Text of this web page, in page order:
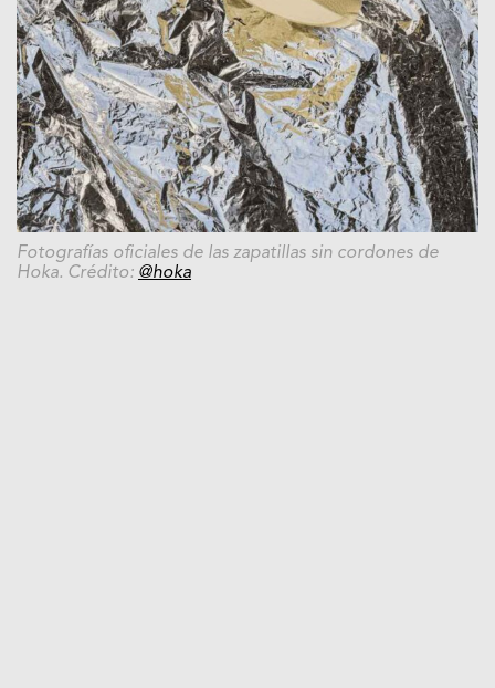
Fotografías oficiales de las zapatillas sin cordones de
Hoka. Crédito: @hoka